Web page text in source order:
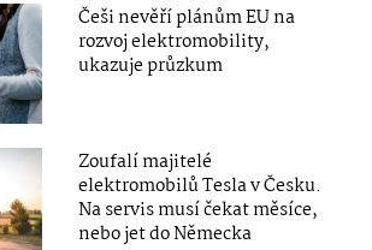
Češi nevěří plánům EU na
rozvoj elektromobility,
ukazuje průzkum
Zoufalí majitelé
elektromobilů Tesla v Česku.
Na servis musí čekat měsíce,
nebo jet do Německa